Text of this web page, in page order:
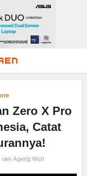
Zero X Pro
Catat
oleh Ageng Wuri